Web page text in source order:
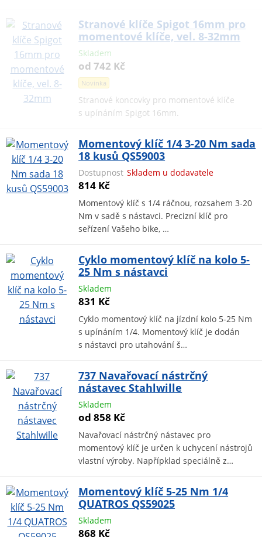
Stranové klíče Spigot 16mm pro
momentové klíče, vel. 8-32mm
Skladem
od 742 Kč
Novinka
Stranové koncovky pro momentové klíče
s upínáním Spigot 16mm.
Momentový klíč 1/4 3-20 Nm sada
18 kusů QS59003
Dostupnost Skladem u dodavatele
814 Kč
Momentový klíč s 1/4 ráčnou, rozsahem 3-20
Nm v sadě s nástavci. Precizní klíč pro
seřízení Vašeho bike, …
Cyklo momentový klíč na kolo 5-
25 Nm s nástavci
Skladem
831 Kč
Cyklo momentový klíč na jízdní kolo 5-25 Nm
s upínáním 1/4. Momentový klíč je dodán
s nástavci pro utahování š…
737 Navařovací nástrčný
nástavec Stahlwille
Skladem
od 858 Kč
Navařovací nástrčný nástavec pro
momentový klíč je určen k uchycení nástrojů
vlastní výroby. Napřípklad speciálně z…
Momentový klíč 5-25 Nm 1/4
QUATROS QS59025
Skladem
868 Kč